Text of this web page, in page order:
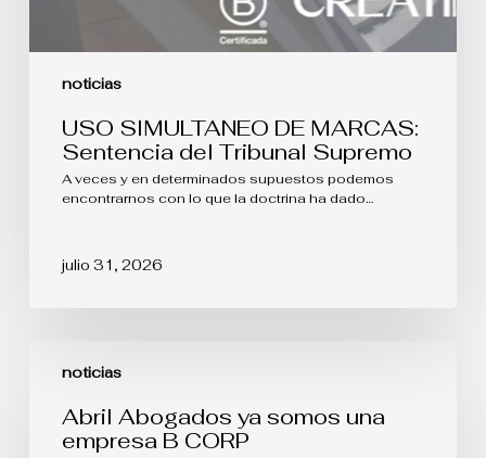
noticias
USO SIMULTANEO DE MARCAS:
Sentencia del Tribunal Supremo
A veces y en determinados supuestos podemos
encontrarnos con lo que la doctrina ha dado…
julio 31, 2026
noticias
Abogados
somos
empresa
Abril Abogados ya somos una
empresa B CORP